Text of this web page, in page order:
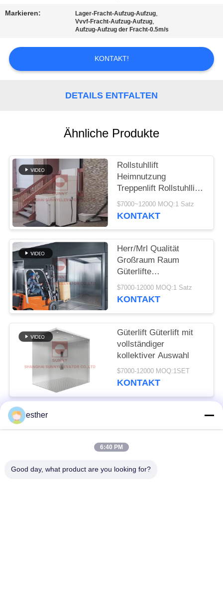
VERBINDUNG
SITEMAP
PRIVACY
POLICY
Markieren: Lager-Fracht-Aufzug-Aufzug,
Vvvf-Fracht-Aufzug-Aufzug,
Aufzug-Aufzug der Fracht-0.5m/s
KONTAKT!
DETAILS ENTFALTEN
Ähnliche Produkte
Rollstuhllift
Heimnutzung
Treppenlift Rollstuhllift
Villalift
$7000~12000 MOQ:1 Satz
KONTAKT
Herr/Mrl Qualität
Großraum Raum
Güterlifte
Maßgeschneiderte
Güterlifte
$7000-12000 MOQ:1 Satz
KONTAKT
Güterlift Güterlift mit
vollständiger
kollektiver Auswahl
$7000-12000 MOQ:1SET
KONTAKT
weniger Aufzug
esther
6:40 PM
Good day, what product are you looking for?